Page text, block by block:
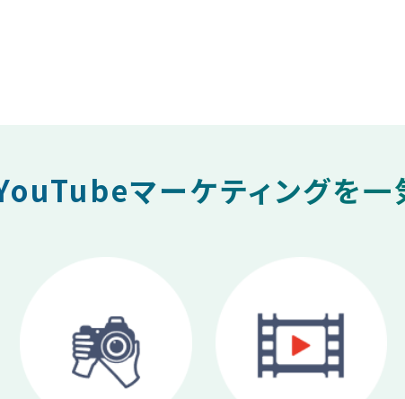
マーケティングを一